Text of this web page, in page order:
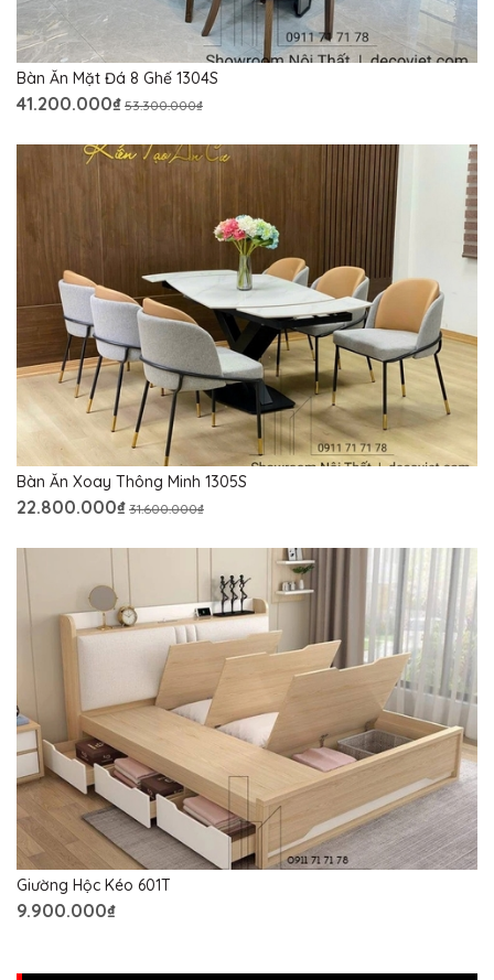
Bàn Ăn Mặt Đá 8 Ghế 1304S
41.200.000₫ 53.300.000₫
Bàn Ăn Xoay Thông Minh 1305S
22.800.000₫ 31.600.000₫
Giường Hộc Kéo 601T
9.900.000₫